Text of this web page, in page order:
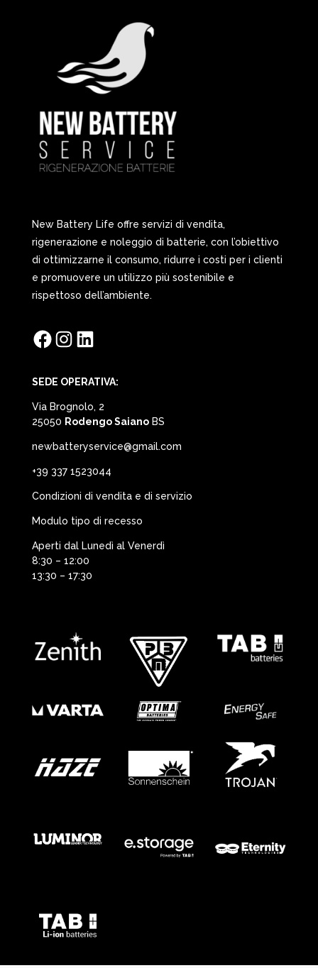
New Battery Life offre servizi di vendita,
rigenerazione e noleggio di batterie, con l’obiettivo
di ottimizzarne il consumo, ridurre i costi per i clienti
e promuovere un utilizzo più sostenibile e
rispettoso dell’ambiente.
FacebookInstagramLinkedIn
SEDE OPERATIVA:
Via Brognolo, 2
25050 Rodengo SaianoBS
newbatteryservice@gmail.com
+39 337 1523044
Condizioni di vendita e di servizio
Modulo tipo di recesso
Aperti dal Lunedì al Venerdì
8:30 – 12:00
13:30 – 17:30